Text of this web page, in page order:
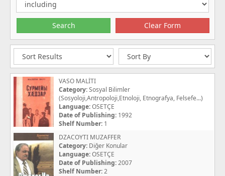
VASO MALİTI
Category:Sosyal Bilimler
(Sosyoloji,Antropoloji,Etnoloji, Etnografya, Felsefe...)
Language:OSETÇE
Date of Publishing: 1992
Shelf Number: 1
DZACOYTI MUZAFFER
Category: Diğer Konular
Language:OSETÇE
Date of Publishing:2007
Shelf Number:2